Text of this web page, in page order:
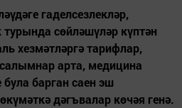
гаделсезлекләр,
сөйләшүләр күптән
хезмәтләргә тарифлар,
арта, медицина
була барган саен эш
дәгъвалар көчәя генә.